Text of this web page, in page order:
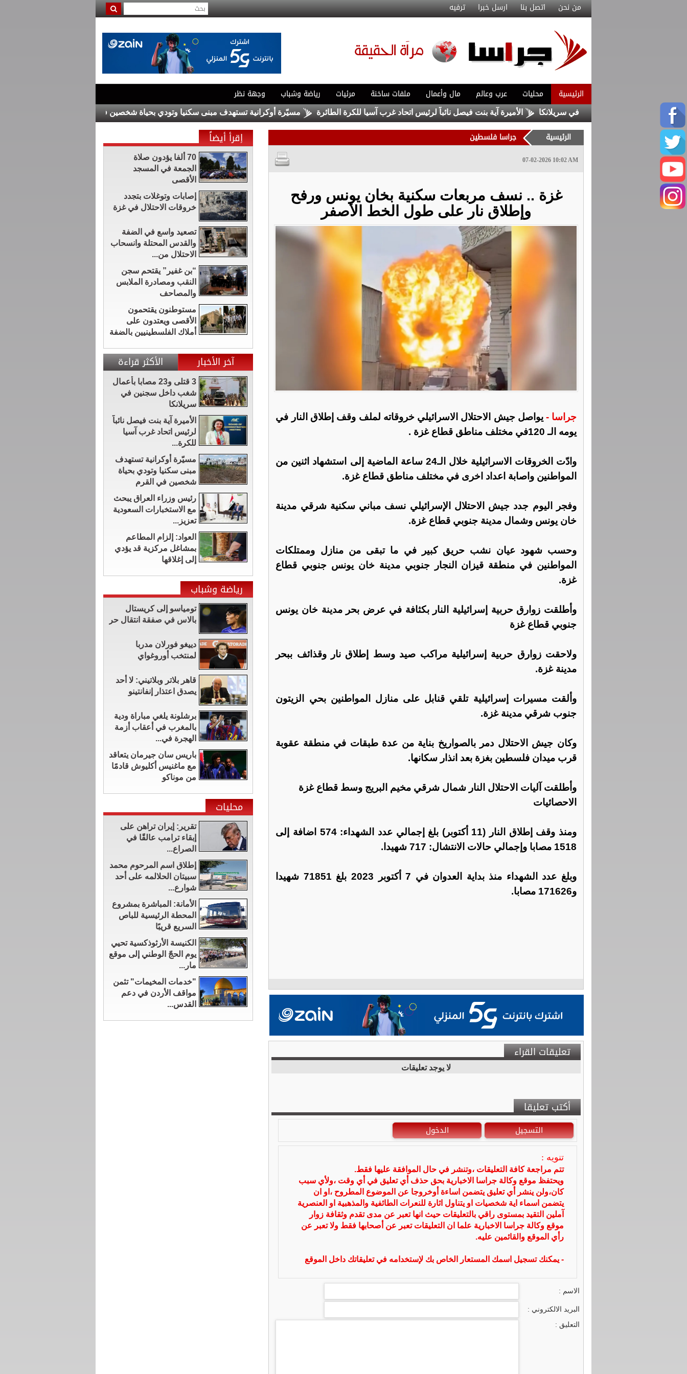
من نحن اتصل بنا ارسل خبرا ترفيه
الرئيسية محليات عرب وعالم مال وأعمال ملفات ساخنة مرئيات رياضة وشباب وجهة نظر
الأميرة آية بنت فيصل نائباً لرئيس اتحاد غرب آسيا للكرة الطائرة مسيّرة أوكرانية تستهدف مبنى سكنيا وتودي بحياة شخصين في القرم
الرئيسية جراسا فلسطين
07-02-2026 10:02 AM
غزة .. نسف مربعات سكنية بخان يونس ورفح
وإطلاق نار على طول الخط الأصفر
جراسا - يواصل جيش الاحتلال الاسرائيلي خروقاته لملف وقف إطلاق النار في
يومه الـ 120في مختلف مناطق قطاع غزة .
وادّت الخروقات الاسرائيلية خلال الـ24 ساعة الماضية إلى استشهاد اثنين من
المواطنين واصابة اعداد اخرى في مختلف مناطق قطاع غزة.
وفجر اليوم جدد جيش الاحتلال الإسرائيلي نسف مباني سكنية شرقي مدينة
خان يونس وشمال مدينة جنوبي قطاع غزة.
وحسب شهود عيان نشب حريق كبير في ما تبقى من منازل وممتلكات
المواطنين في منطقة قيزان النجار جنوبي مدينة خان يونس جنوبي قطاع
غزة.
وأطلقت زوارق حربية إسرائيلية النار بكثافة في عرض بحر مدينة خان يونس
جنوبي قطاع غزة
ولاحقت زوارق حربية إسرائيلية مراكب صيد وسط إطلاق نار وقذائف ببحر
مدينة غزة.
وألقت مسيرات إسرائيلية تلقي قنابل على منازل المواطنين بحي الزيتون
جنوب شرقي مدينة غزة.
وكان جيش الاحتلال دمر بالصواريخ بناية من عدة طبقات في منطقة عقوبة
قرب ميدان فلسطين بغزة بعد انذار سكانها.
وأطلقت آليات الاحتلال النار شمال شرقي مخيم البريج وسط قطاع غزة
الاحصائيات
ومنذ وقف إطلاق النار (11 أكتوبر) بلغ إجمالي عدد الشهداء: 574 اضافة إلى
1518 مصابا وإجمالي حالات الانتشال: 717 شهيدا.
وبلغ عدد الشهداء منذ بداية العدوان في 7 أكتوبر 2023 بلغ 71851 شهيدا
و171626 مصابا.
تعليقات القراء
لا يوجد تعليقات
أكتب تعليقا
التسجيل الدخول
تنويه :
تتم مراجعة كافة التعليقات ،وتنشر في حال الموافقة عليها فقط.
ويحتفظ موقع وكالة جراسا الاخبارية بحق حذف أي تعليق في أي وقت ،ولأي سبب
كان،ولن ينشر أي تعليق يتضمن اساءة أوخروجا عن الموضوع المطروح ،او ان
يتضمن اسماء اية شخصيات او يتناول اثارة للنعرات الطائفية والمذهبية او العنصرية
آملين التقيد بمستوى راقي بالتعليقات حيث انها تعبر عن مدى تقدم وثقافة زوار
موقع وكالة جراسا الاخبارية علما ان التعليقات تعبر عن أصحابها فقط ولا تعبر عن
رأي الموقع والقائمين عليه.
- يمكنك تسجيل اسمك المستعار الخاص بك لإستخدامه في تعليقاتك داخل الموقع
الاسم :
البريد الالكتروني :
التعليق :
إقرأ أيضاً
70 ألفا يؤدون صلاة
الجمعة في المسجد
الأقصى
إصابات وتوغلات بتجدد
خروقات الاحتلال في غزة
تصعيد واسع في الضفة
والقدس المحتلة وانسحاب
الاحتلال من...
“بن غفير” يقتحم سجن
النقب ومصادرة الملابس
والمصاحف
مستوطنون يقتحمون
الأقصى ويعتدون على
أملاك الفلسطينيين بالضفة
آخر الأخبار الأكثر قراءة
3 قتلى و23 مصابا بأعمال
شغب داخل سجنين في
سريلانكا
الأميرة آية بنت فيصل نائباً
لرئيس اتحاد غرب آسيا
للكرة...
مسيّرة أوكرانية تستهدف
مبنى سكنيا وتودي بحياة
شخصين في القرم
رئيس وزراء العراق يبحث
مع الاستخبارات السعودية
تعزيز...
العواد: إلزام المطاعم
بمشاغل مركزية قد يؤدي
إلى إغلاقها
رياضة وشباب
تومياسو إلى كريستال
بالاس في صفقة انتقال حر
دييغو فورلان مدربا
لمنتخب أوروغواي
قاهر بلاتر وبلاتيني: لا أحد
يصدق اعتذار إنفانتينو
برشلونة يلغي مباراة ودية
بالمغرب في أعقاب أزمة
الهجرة في...
باريس سان جيرمان يتعاقد
مع ماغنيس أكليوش قادمًا
من موناكو
محليات
تقرير: إيران تراهن على
إبقاء ترامب عالقًا في
الصراع...
إطلاق اسم المرحوم محمد
سبيتان الحلالمه على أحد
شوارع...
الأمانة: المباشرة بمشروع
المحطة الرئيسية للباص
السريع قريبًا
الكنيسة الأرثوذكسية تحيي
يوم الحجّ الوطني إلى موقع
مار...
"خدمات المخيمات" تثمن
مواقف الأردن في دعم
القدس...